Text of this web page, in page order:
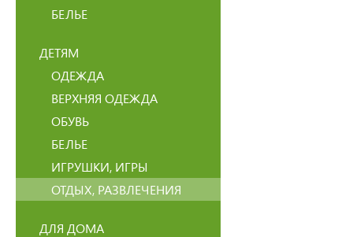
БЕЛЬЕ
ДЕТЯМ
ОДЕЖДА
ВЕРХНЯЯ ОДЕЖДА
ОБУВЬ
БЕЛЬЕ
ИГРУШКИ, ИГРЫ
ОТДЫХ, РАЗВЛЕЧЕНИЯ
ДЛЯ ДОМА